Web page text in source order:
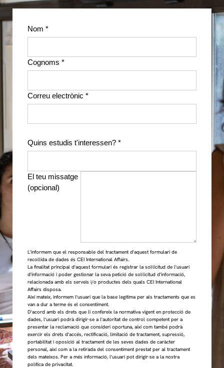
Nom *
Cognoms *
Correu electrònic *
Quins estudis t'interessen? *
El teu missatge
(opcional)
L'informem que el responsable del tractament d'aquest formulari de
recollida de dades és CEI International Affairs.
La finalitat principal d'aquest formulari és registrar la sol·licitud de l'usuari
d'informació i poder gestionar la seva petició de sol·licitud d'informació,
relacionada amb els serveis i/o productes dels quals CEI International
Affairs disposa.
Així mateix, informem l'usuari que la base legítima per als tractaments que es
van a dur a terme és el consentiment.
D'acord amb els drets que li confereix la normativa vigent en protecció de
dades, l'usuari podrà dirigir-se a l'autoritat de control competent per a
presentar la reclamació que consideri oportuna, així com també podrà
exercir els drets d'accés, rectificació, limitació de tractament, supressió,
portabilitat i oposició al tractament de les seves dades de caràcter
personal, així com a la retirada del consentiment prestat per al tractament
dels mateixos. Per a més informació, l'usuari pot dirigir-se a la nostra
política de privacitat.